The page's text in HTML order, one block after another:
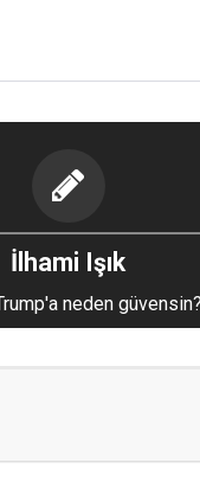
İlhami Işık
neden güvensin?